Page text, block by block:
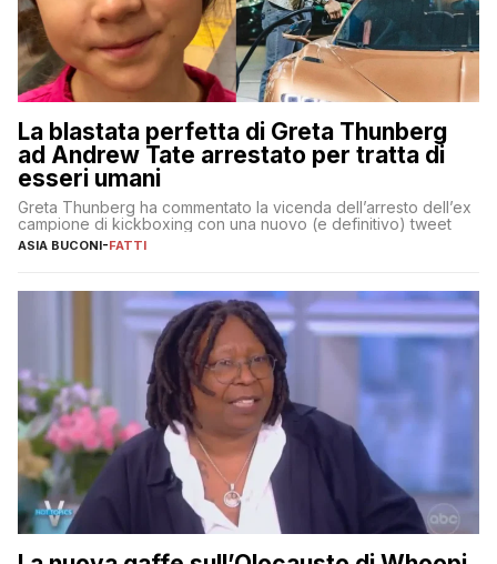
La blastata perfetta di Greta Thunberg
ad Andrew Tate arrestato per tratta di
esseri umani
Greta Thunberg ha commentato la vicenda dell’arresto dell’ex
campione di kickboxing con una nuovo (e definitivo) tweet
ASIA BUCONI-FATTI